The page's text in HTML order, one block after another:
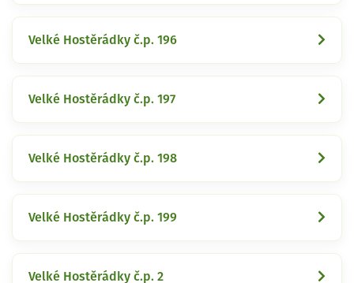
Velké Hostěrádky č.p. 196
Velké Hostěrádky č.p. 197
Velké Hostěrádky č.p. 198
Velké Hostěrádky č.p. 199
Velké Hostěrádky č.p. 2